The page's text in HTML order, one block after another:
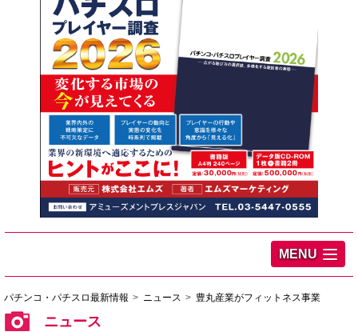
MENU
パチンコ・パチスロ最新情報 ニュース 豊丸産業がフィットネス事業
ニュース